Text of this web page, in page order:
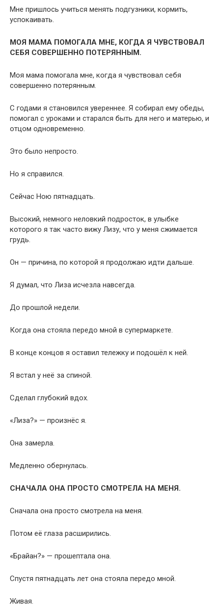
Мне пришлось учиться менять подгузники, кормить,
успокаивать.
МОЯ МАМА ПОМОГАЛА МНЕ, КОГДА Я ЧУВСТВОВАЛ
СЕБЯ СОВЕРШЕННО ПОТЕРЯННЫМ.
Моя мама помогала мне, когда я чувствовал себя
совершенно потерянным.
С годами я становился увереннее. Я собирал ему обеды,
помогал с уроками и старался быть для него и матерью, и
отцом одновременно.
Это было непросто.
Но я справился.
Сейчас Ною пятнадцать.
Высокий, немного неловкий подросток, в улыбке
которого я так часто вижу Лизу, что у меня сжимается
грудь.
Он — причина, по которой я продолжаю идти дальше.
Я думал, что Лиза исчезла навсегда.
До прошлой недели.
Когда она стояла передо мной в супермаркете.
В конце концов я оставил тележку и подошёл к ней.
Я встал у неё за спиной.
Сделал глубокий вдох.
«Лиза?» — произнёс я.
Она замерла.
Медленно обернулась.
СНАЧАЛА ОНА ПРОСТО СМОТРЕЛА НА МЕНЯ.
Сначала она просто смотрела на меня.
Потом её глаза расширились.
«Брайан?» — прошептала она.
Спустя пятнадцать лет она стояла передо мной.
Живая.